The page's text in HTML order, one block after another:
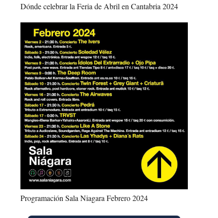
Dónde celebrar la Feria de Abril en Cantabria 2024
Programación Sala Niagara Febrero 2024